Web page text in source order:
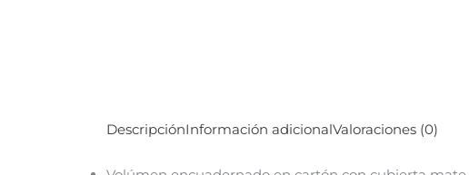
DescripciónInformación adicionalValoraciones (0)